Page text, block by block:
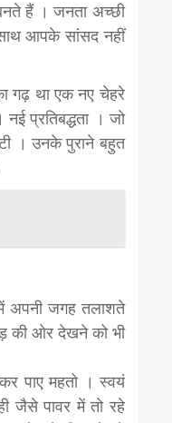
हैं । जनता अच्छी
आपके सांसद नहीं
गढ़ था एक नए चेहरे
प्रतिबद्धता । जो
। उनके पुराने बहुत
अपनी जगह तलाशते
की ओर देखने को भी
पाए महतो । स्वयं
जैसे पावर में तो रहे